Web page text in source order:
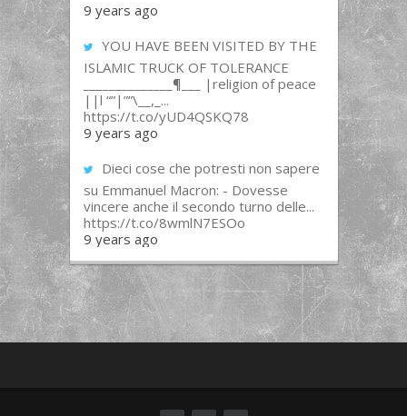
9 years ago
YOU HAVE BEEN VISITED BY THE
ISLAMIC TRUCK OF TOLERANCE
______________¶___ |religion of peace
||l “”|””\__,_...
https://t.co/yUD4QSKQ78
9 years ago
Dieci cose che potresti non sapere
su Emmanuel Macron: - Dovesse
vincere anche il secondo turno delle...
https://t.co/8wmlN7ESOo
9 years ago